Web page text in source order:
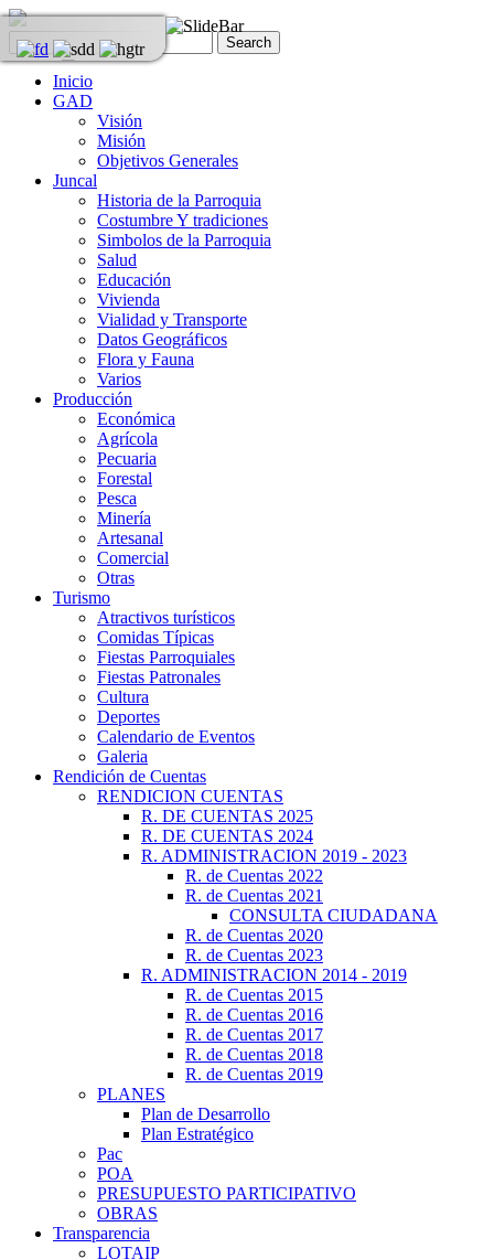
Inicio
GAD
Visión
Misión
Objetivos Generales
Juncal
Historia de la Parroquia
Costumbre Y tradiciones
Simbolos de la Parroquia
Salud
Educación
Vivienda
Vialidad y Transporte
Datos Geográficos
Flora y Fauna
Varios
Producción
Económica
Agrícola
Pecuaria
Forestal
Pesca
Minería
Artesanal
Comercial
Otras
Turismo
Atractivos turísticos
Comidas Típicas
Fiestas Parroquiales
Fiestas Patronales
Cultura
Deportes
Calendario de Eventos
Galeria
Rendición de Cuentas
RENDICION CUENTAS
R. DE CUENTAS 2025
R. DE CUENTAS 2024
R. ADMINISTRACION 2019 - 2023
R. de Cuentas 2022
R. de Cuentas 2021
CONSULTA CIUDADANA
R. de Cuentas 2020
R. de Cuentas 2023
R. ADMINISTRACION 2014 - 2019
R. de Cuentas 2015
R. de Cuentas 2016
R. de Cuentas 2017
R. de Cuentas 2018
R. de Cuentas 2019
PLANES
Plan de Desarrollo
Plan Estratégico
Pac
POA
PRESUPUESTO PARTICIPATIVO
OBRAS
Transparencia
LOTAIP